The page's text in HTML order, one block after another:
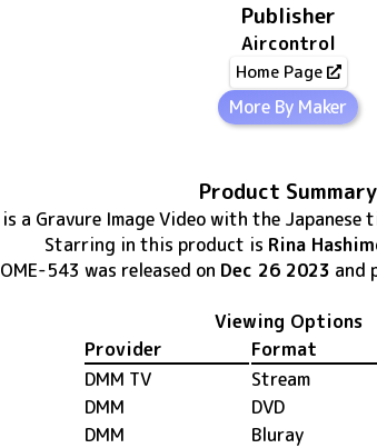
Publisher
Aircontrol
Home Page
More By Maker
Product Summary
is a Gravure Image Videowith the Japanese
Starring in this product is Rina
OME-543 was released on Dec 26 2023 and
Viewing Options
Provider
Format
DMM TV
Stream
DMM
DVD
DMM
Bluray